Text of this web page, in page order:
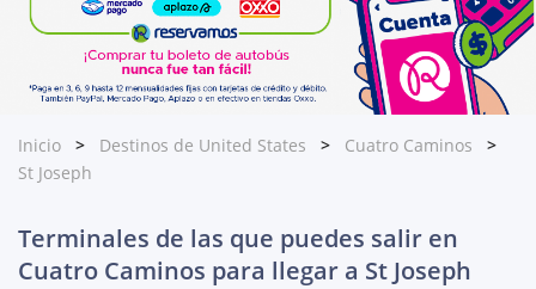
Inicio Destinos de United States
Cuatro Caminos
St Joseph
Terminales de las que puedes salir en
Cuatro Caminos para llegar a St Joseph